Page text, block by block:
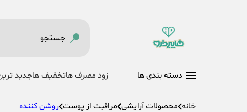
دسته بندی ها زود مصرف هاتخفیف هاجدید
خانه محصولات آرایشی مراقبت از پوست روشن کننده